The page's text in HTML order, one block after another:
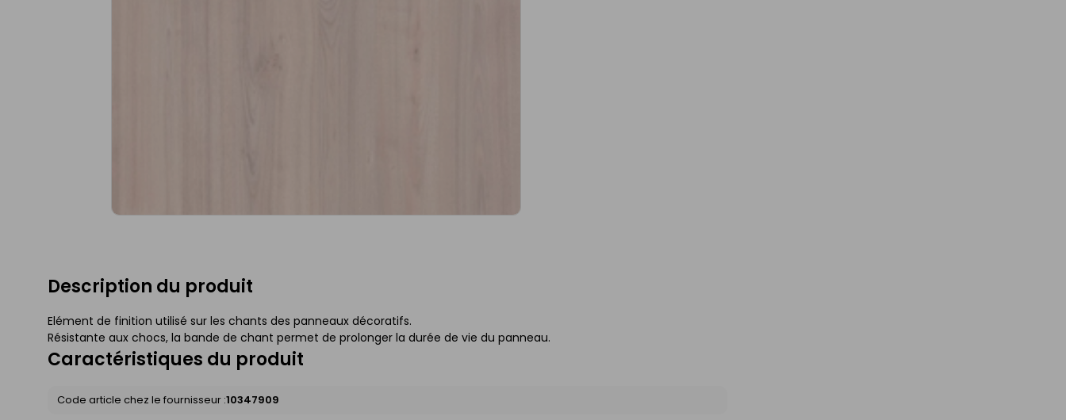
Description du produit
Elément de finition utilisé sur les chants des panneaux décoratifs.
Résistante aux chocs, la bande de chant permet de prolonger la durée de vie du panneau.
Caractéristiques du produit
Code article chez le fournisseur :10347909